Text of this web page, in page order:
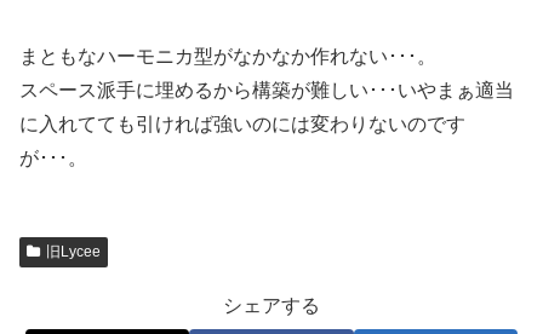
まともなハーモニカ型がなかなか作れない･･･。
スペース派手に埋めるから構築が難しい･･･いやまぁ適当
に入れてても引ければ強いのには変わりないのです
が･･･。
旧Lycee
シェアする